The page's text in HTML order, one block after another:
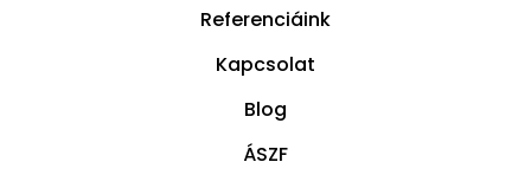
Referenciáink
Kapcsolat
Blog
ÁSZF